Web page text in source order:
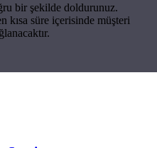
bir şekilde doldurunuz.
kısa süre içerisinde müşteri